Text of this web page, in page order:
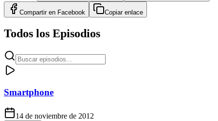
Compartir en Facebook Copiar enlace
Todos los Episodios
Smartphone
14 de noviembre de 2012